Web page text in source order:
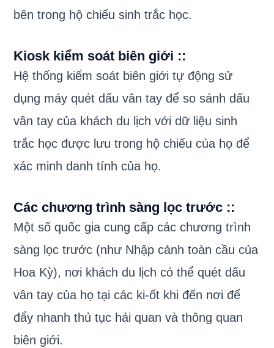
bên trong hộ chiếu sinh trắc học.
Kiosk kiểm soát biên giới ::
Hệ thống kiểm soát biên giới tự động sử
dụng máy quét dấu vân tay để so sánh dấu
vân tay của khách du lịch với dữ liệu sinh
trắc học được lưu trong hộ chiếu của họ để
xác minh danh tính của họ.
Các chương trình sàng lọc trước ::
Một số quốc gia cung cấp các chương trình
sàng lọc trước (như Nhập cảnh toàn cầu của
Hoa Kỳ), nơi khách du lịch có thể quét dấu
vân tay của họ tại các ki-ốt khi đến nơi để
đẩy nhanh thủ tục hải quan và thông quan
biên giới.